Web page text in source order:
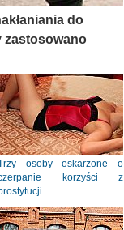
do
zastosowano
osoby oskarżone o
korzyści z